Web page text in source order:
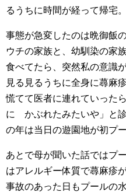
るうちに時間が経って帰宅。
事態が急変したのは晩御飯の
ウチの家族と、幼馴染の家
食べてたら、突然私の意識
見る見るうちに全身に蕁麻
慌てて医者に連れていった
に かぶれたみたいや」と
の年は当日の遊園地が初プ
あとで母が聞いた話ではプ
はアレルギー体質で蕁麻疹
事故のあった日もプールの